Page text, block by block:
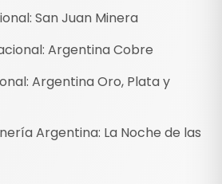
San Juan Minera
Argentina Cobre
Argentina Oro, Plata y
Argentina: La Noche de las